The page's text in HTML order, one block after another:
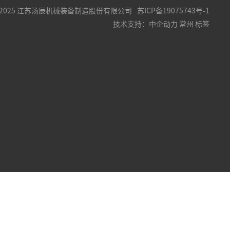
江苏汤辰机械装备制造股份有限公司
苏ICP备19075743号-1
技术支持： 中企动力 常州 标签